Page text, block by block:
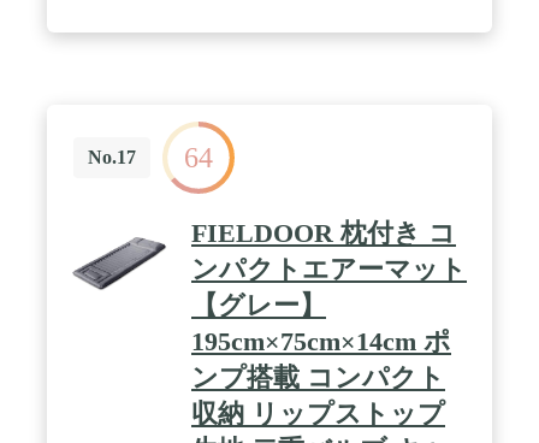
No.17 64
FIELDOOR 枕付き コ
ンパクトエアーマット
【グレー】
195cm×75cm×14cm ポ
ンプ搭載 コンパクト
収納 リップストップ